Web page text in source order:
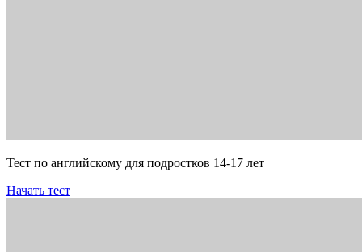
Тест по английскому для подростков 14-17 лет
Начать тест